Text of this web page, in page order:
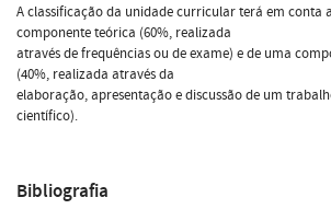
A classificação da unidade curricular terá em conta
componente teórica (60%, realizada
através de frequências ou de exame) e de uma
(40%, realizada através da
elaboração, apresentação e discussão de um
científico).
Bibliografia